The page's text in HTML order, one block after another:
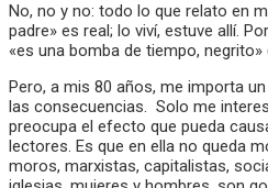
No, no y no: todo lo que relato en
padre» es real; lo viví, estuve allí.
«es una bomba de tiempo, negrito»
Pero, a mis 80 años, me importa
las consecuencias. Solo me
preocupa el efecto que pueda
lectores. Es que en ella no queda
moros, marxistas, capitalistas,